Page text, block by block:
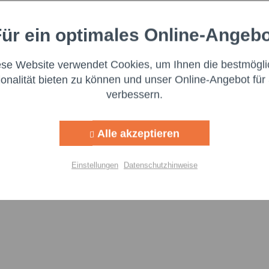
zur Wiederbefüllung 60 ml"
Wert auf Transparenz und die Einhaltung gesetzlicher
Dieser ist für die Einhaltung der EU-Vorschriften zu
Aktiv
Aktiv
ein optimales Online-
Website verwendet Cookies, um Ihnen die
bieten zu können und unser Online-Angebot für
verbessern.
Alle akzeptieren
Einstellungen Datenschutzhinweise